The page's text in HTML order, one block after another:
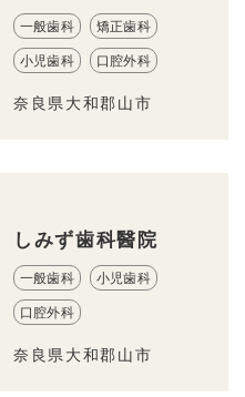
一般歯科 矯正歯科
小児歯科 口腔外科
奈良県大和郡山市
しみず歯科醫院
一般歯科 小児歯科
口腔外科
奈良県大和郡山市